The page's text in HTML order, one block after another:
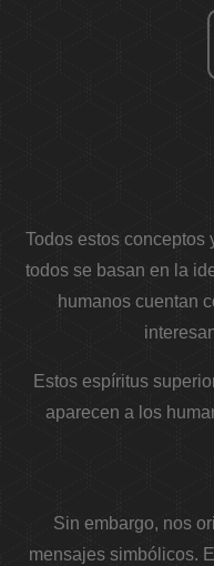
Todos estos conceptos
todos se basan en la
humanos cuentan
Estos espíritus
aparecen a los
Sin embargo, nos
mensajes simbólicos.